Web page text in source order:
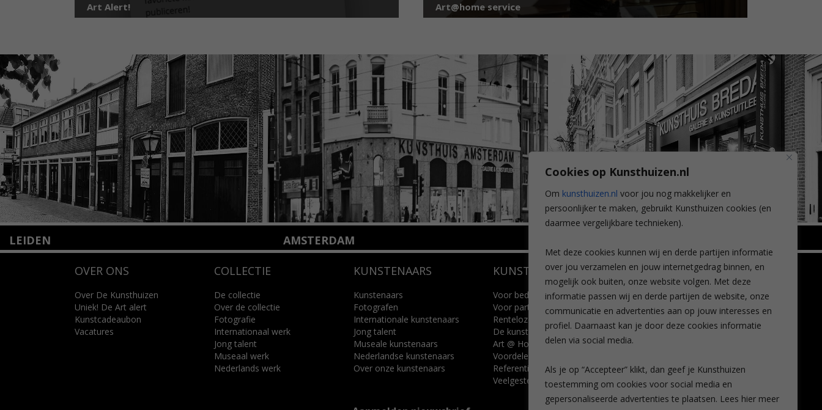
Cookies op Kunsthuizen.nl
Om kunsthuizen.nl voor jou nog makkelijker en
persoonlijker te maken, gebruikt Kunsthuizen cookies (en
daarmee vergelijkbare technieken).
Met deze cookies kunnen wij en derde partijen informatie
over jou verzamelen en jouw internetgedrag binnen, en
mogelijk ook buiten, onze website volgen. Met deze
informatie passen wij en derde partijen de website, onze
communicatie en advertenties aan op jouw interesses en
profiel. Daarnaast kan je door deze cookies informatie
delen via social media.
Als je op “Accepteer” klikt, dan geef je Kunsthuizen
toestemming om cookies voor social media en
gepersonaliseerde advertenties te plaatsen. Lees hier meer
Art Alert! Art@home service
LEIDEN
info@kunsthuisleiden.nl
AMSTERDAM
1075 VX Amsterdam
info@kunsthuisamsterdam.nl
Lees meer
Wilhelminastraat 11
4818 SB Breda
+31 (0)76 5221309
info@kunsthuisbreda.nl
Lees meer
OVER ONS
Over De Kunsthuizen
Uniek! De Art alert
Kunstcadeaubon
Vacatures
COLLECTIE
De collectie
Over de collectie
Fotografie
Internationaal werk
Jong talent
Museaal werk
Nederlands werk
KUNSTENAARS
Kunstenaars
Fotografen
Internationale kunstenaars
Jong talent
Museale kunstenaars
Nederlandse kunstenaars
Over onze kunstenaars
KUNSTUITLEEN
Voor bedrijven
Voor particulieren
Renteloze kunstkoop
De kunstcadeaubon
Art @ Home service
Voordelen
Referenties
Veelgestelde vragen
CONTACT
Contact
Leiden
Amsterdam
Breda
Favorieten